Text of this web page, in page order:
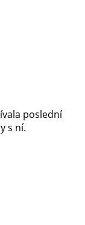
poslední
s ní.